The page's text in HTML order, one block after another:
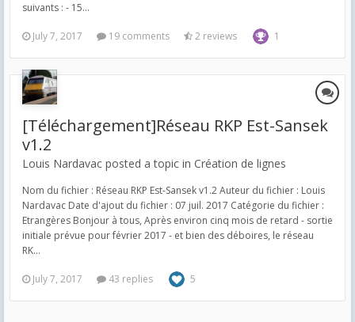
suivants : - 15...
July 7, 2017 19 comments 2 reviews 1
[Téléchargement]Réseau RKP Est-Sansek
v1.2
Louis Nardavac posted a topic in Création de lignes
Nom du fichier : Réseau RKP Est-Sansek v1.2 Auteur du fichier : Louis
Nardavac Date d'ajout du fichier : 07 juil. 2017 Catégorie du fichier :
Etrangères Bonjour à tous, Après environ cinq mois de retard - sortie
initiale prévue pour février 2017 - et bien des déboires, le réseau
RK...
July 7, 2017 43 replies 5